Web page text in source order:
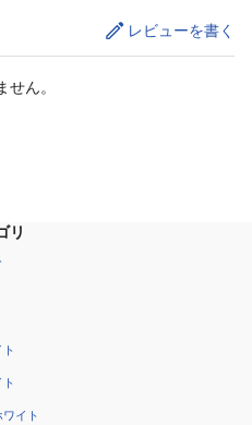
レビューを書く
ん。
リ
イト